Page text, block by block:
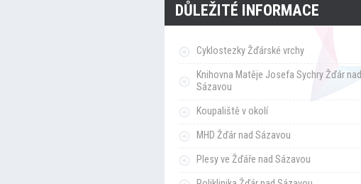
DŮLEŽITÉ INFORMACE
Cyklostezky Žďárské vrchy
Knihovna Matěje Josefa Sychry Žďár nad
Sázavou
Koupaliště v okolí
MHD Žďár nad Sázavou
Plesy ve Žďáře nad Sázavou